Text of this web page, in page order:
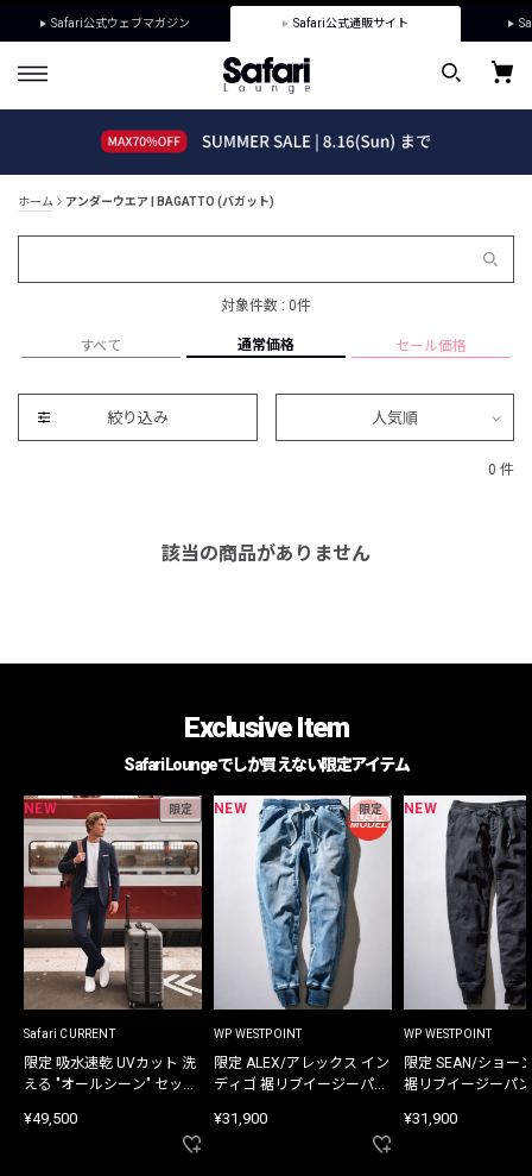
Safari公式ウェブマガジン Safari公式通販サイト
ホーム アンダーウエア | BAGATTO (バガット)
対象件数 : 0件
すべて 通常価格 セール価格
絞り込み 人気順
0 件
該当の商品がありません
Exclusive Item
Safari Loungeでしか買えない限定アイテム
NEW 限定
Safari CURRENT
限定 吸水速乾 UVカット 洗
える "オールシーン" セット
¥49,500
NEW 限定
WP WESTPOINT
限定 ALEX/アレックス イン
ディゴ 裾リブイージーパン
¥31,900
NEW
WP WESTPOINT
限定 SEAN/ショー
裾リブイージーパ
¥31,900